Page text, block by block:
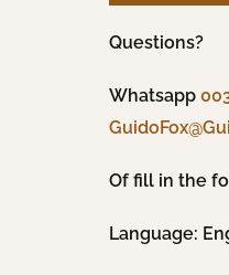
Questions?
Whatsapp
Of fill in the
Language: